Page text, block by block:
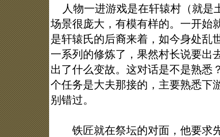
人物一进游戏是在轩辕村（就是
场景很庞大，有模有样的。一开始
是轩辕氏的后裔来着，如今身处乱
一系列的修炼了，果然村长说要出
出了什么变故。这对话是不是熟悉
个任务是大夫那接的，主要熟悉下
别错过。
铁匠就在祭坛的对面，他要求